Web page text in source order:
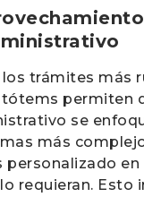
trámites más
permiten
se
más
personalizado en
requieran. Esto